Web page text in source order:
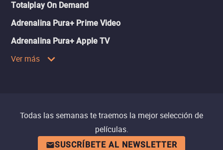
Totalplay On Demand
Adrenalina Pura+ Prime Video
Adrenalina Pura+ Apple TV
Ver más
Todas las semanas te traemos la mejor selección de
películas.
SUSCRÍBETE AL NEWSLETTER